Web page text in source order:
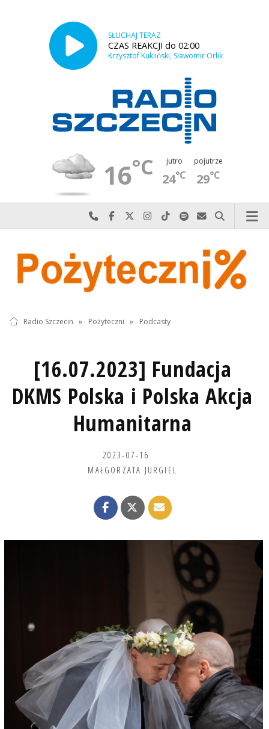
SŁUCHAJ TERAZ
CZAS REAKCJI do 02:00
Krzysztof Kukliński, Sławomir Orlik
16°C jutro
24°C
pojutrze
29°C
Najlepiej po prostu do nas zadzwoń
Odwiedź nas na Facebook-u
Odwiedź nas na X
Odwiedź nas na Instagram-ie
Odwiedź nas na TikTok-u
Szukaj nas na Spotify
Wyślij do nas
Szukaj
Radio Szczecin » Pożyteczni » Podcasty
[16.07.2023] Fundacja
DKMS Polska i Polska Akcja
Humanitarna
2023-07-16
MAŁGORZATA JURGIEL